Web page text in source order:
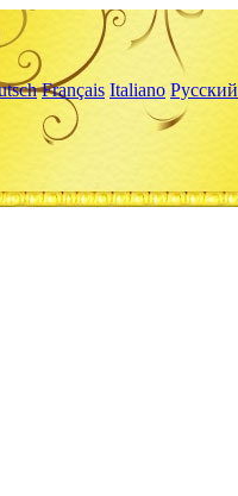
Français Italiano Русский